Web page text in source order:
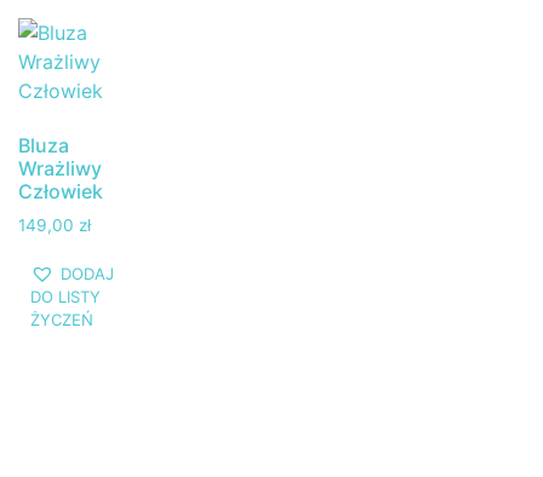
Bluza
Wrażliwy
Człowiek
149,00 zł
DODAJ
DO LISTY
ŻYCZEŃ